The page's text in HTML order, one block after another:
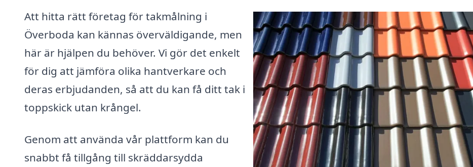
Att hitta rätt företag för takmålning i
Överboda kan kännas överväldigande, men
här är hjälpen du behöver. Vi gör det enkelt
för dig att jämföra olika hantverkare och
deras erbjudanden, så att du kan få ditt tak i
toppskick utan krångel.
Genom att använda vår plattform kan du
snabbt få tillgång till skräddarsydda